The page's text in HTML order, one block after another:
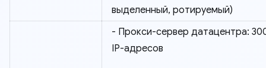
выделенный, ротируемый)
- Прокси-сервер датацентра:
IP-адресов